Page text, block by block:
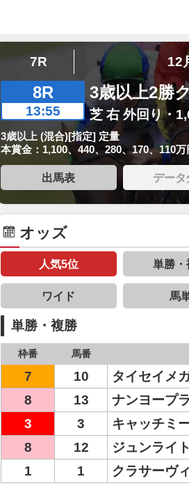
7R 12
8R
13:55
3歳以上2勝
芝 右 外回り・
3歳以上 (混合)[指定] 定量
本賞金：1,100、440、280、170、110万
出馬表 データ
オッズ
人気5位 単勝・
ワイド 馬
単勝・複勝
枠番 馬番
7 10 タイセイメ
8
13 ナンヨープ
3
3 キャッチミ
8
12 ジュンライ
1
1 クラサーヴ